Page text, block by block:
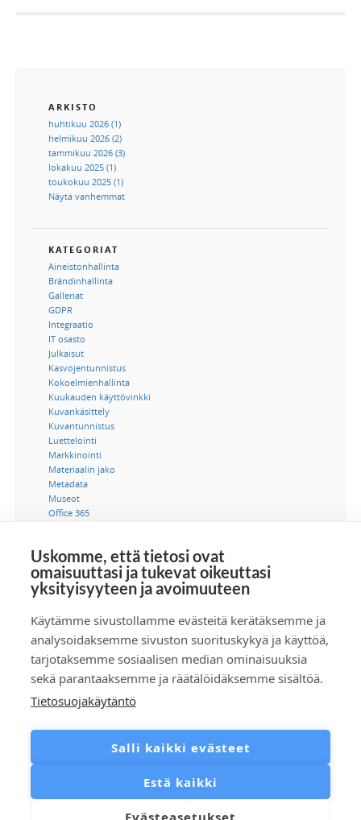
Uskomme, että tietosi ovat
omaisuuttasi ja tukevat oikeuttasi
yksityisyyteen ja avoimuuteen
Käytämme sivustollamme evästeitä kerätäksemme ja
analysoidaksemme sivuston suorituskykyä ja käyttöä,
tarjotaksemme sosiaalisen median ominaisuuksia
sekä parantaaksemme ja räätälöidäksemme sisältöä.
Tietosuojakäytäntö
Salli kaikki evästeet
Estä kaikki
Evästeasetukset
ARKISTO
huhtikuu 2026 (1)
helmikuu 2026 (2)
tammikuu 2026 (3)
lokakuu 2025 (1)
toukokuu 2025 (1)
Näytä vanhemmat
KATEGORIAT
Aineistonhallinta
Brändinhallinta
Galleriat
GDPR
Integraatio
IT osasto
Julkaisut
Kasvojentunnistus
Kokoelmienhallinta
Kuukauden käyttövinkki
Kuvankäsittely
Kuvantunnistus
Luettelointi
Markkinointi
Materiaalin jako
Metadata
Museot
Office 365
SSO-kertakirjautuminen
Suostumus
Tekijänoikeus
Tekoäly
Tietoturva
Tuotetiedonhallinta
Videot
Viestintä